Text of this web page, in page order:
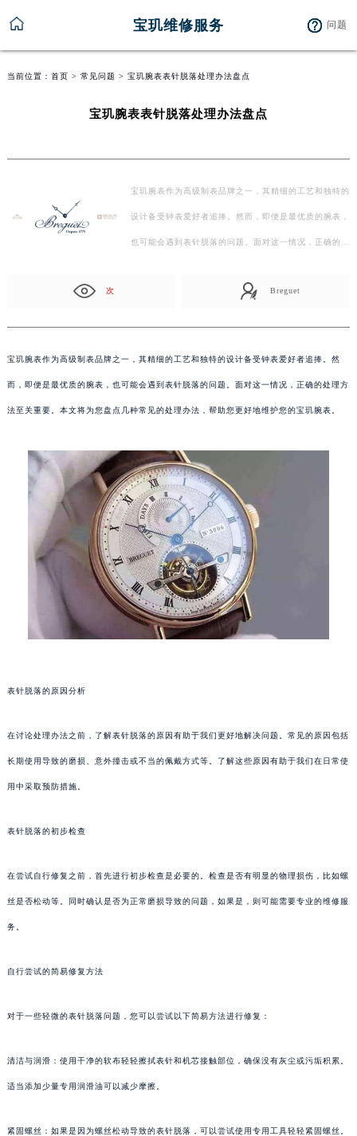
宝玑维修服务 问题
当前位置： 首页 > 常见问题 > 宝玑腕表表针脱落处理办法盘点
宝玑腕表表针脱落处理办法盘点
宝玑腕表作为高级制表品牌之一，其精细的工艺和独特的
设计备受钟表爱好者追捧。然而，即便是最优质的腕表，
也可能会遇到表针脱落的问题。面对这一情况，正确的
次 Breguet
宝玑腕表作为高级制表品牌之一，其精细的工艺和独特的设计备受钟表爱好者追捧。然
而，即便是最优质的腕表，也可能会遇到表针脱落的问题。面对这一情况，正确的处理方
法至关重要。本文将为您盘点几种常见的处理办法，帮助您更好地维护您的宝玑腕表。
表针脱落的原因分析
在讨论处理办法之前，了解表针脱落的原因有助于我们更好地解决问题。常见的原因包括
长期使用导致的磨损、意外撞击或不当的佩戴方式等。了解这些原因有助于我们在日常使
用中采取预防措施。
表针脱落的初步检查
在尝试自行修复之前，首先进行初步检查是必要的。检查是否有明显的物理损伤，比如螺
丝是否松动等。同时确认是否为正常磨损导致的问题，如果是，则可能需要专业的维修服
务。
自行尝试的简易修复方法
对于一些轻微的表针脱落问题，您可以尝试以下简易方法进行修复：
清洁与润滑：使用干净的软布轻轻擦拭表针和机芯接触部位，确保没有灰尘或污垢积累。
适当添加少量专用润滑油可以减少摩擦。
紧固螺丝：如果是因为螺丝松动导致的表针脱落，可以尝试使用专用工具轻轻紧固螺丝。